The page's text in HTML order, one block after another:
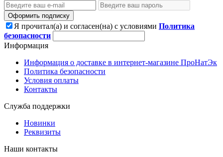
Оформить подписку
Я прочитал(а) и согласен(на) с условиями Политика
безопасности
Информация
Информация о доставке в интернет-магазине ПроНатЭк
Политика безопасности
Условия оплаты
Контакты
Служба поддержки
Новинки
Реквизиты
Наши контакты